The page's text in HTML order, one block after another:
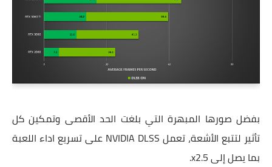
بفضل صورها المبهرة التي بلغت الحد الأقصى وتمكين كل
تأثير لتتبع الأشعة، تعمل NVIDIA DLSS على تسريع اداء اللعبة
بما يصل إلى x2.5.